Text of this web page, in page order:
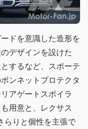
ドを意識した造形を
デザインを設けた
するなど、スポーテ
ンネットプロテクタ
アゲートスポイラ
用意と、レクサス
らりと個性を主張で